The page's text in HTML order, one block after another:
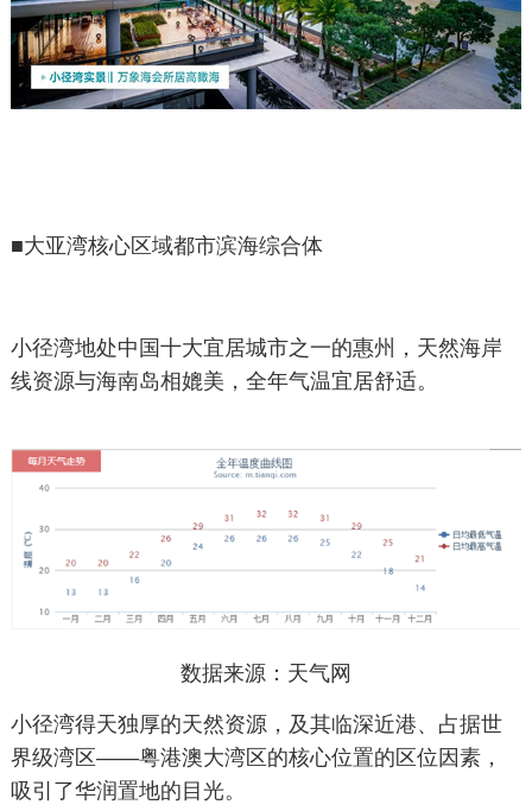
■大亚湾核心区域都市滨海综合体
小径湾地处中国十大宜居城市之一的惠州，天然海岸
线资源与海南岛相媲美，全年气温宜居舒适。
数据来源：天气网
小径湾得天独厚的天然资源，及其临深近港、占据世
界级湾区——粤港澳大湾区的核心位置的区位因素，
吸引了华润置地的目光。